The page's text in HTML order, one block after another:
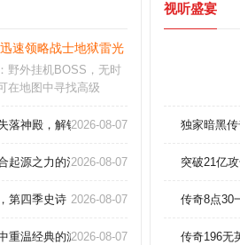
速领略战士地狱雷光！
野外挂机BOSS，无时
在地图中寻找高级
与不同的挑战，享受激
特的职业体系，多元化
，带你体验超级逼真的
落神殿，解锁终极凤凰套装！
2026-08-07
起源之力的混沌版本私服，征服远古遗迹
2026-08-07
第四季史诗 2026-08-07
重温经典的游戏回忆，回顾那些难忘的时光
2026-08-07
视听盛宴
独家暗黑
突破21亿
传奇8点30
传奇196无